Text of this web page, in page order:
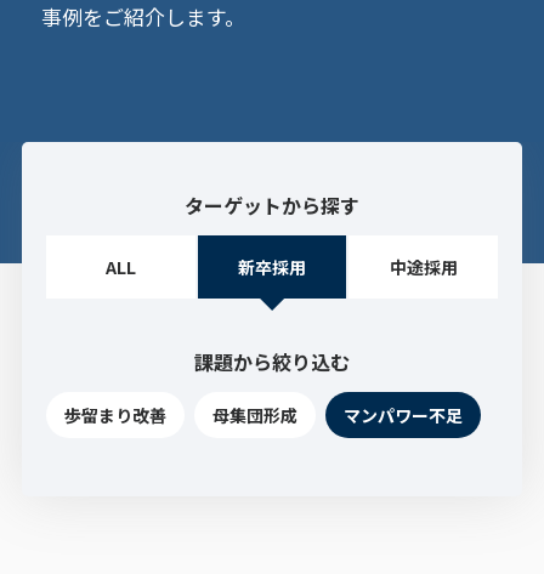
事例をご紹介します。
ターゲットから探す
ALL 新卒採用 中途採用
課題から絞り込む
歩留まり改善 母集団形成 マンパワー不足